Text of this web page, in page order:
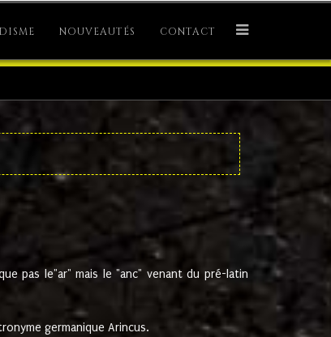
NOUVEAUTÉS CONTACT
pas le"ar" mais le "anc" venant du pré-latin
germanique Arincus.